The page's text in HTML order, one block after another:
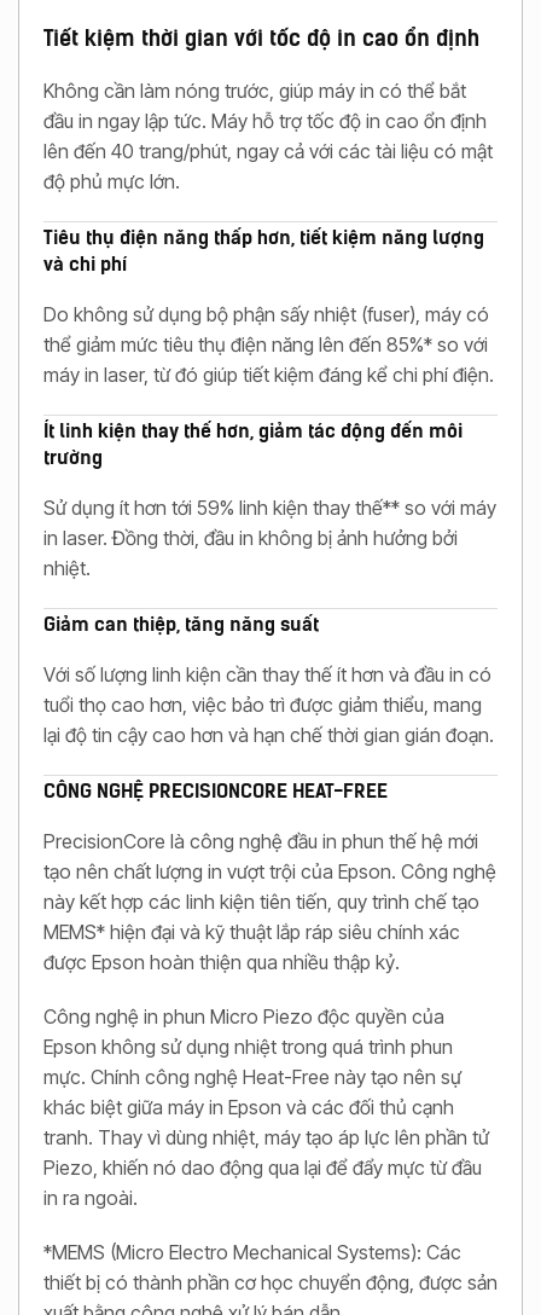
Tiết kiệm thời gian với tốc độ in cao ổn định
Không cần làm nóng trước, giúp máy in có thể bắt
đầu in ngay lập tức. Máy hỗ trợ tốc độ in cao ổn định
lên đến 40 trang/phút, ngay cả với các tài liệu có mật
độ phủ mực lớn.
Tiêu thụ điện năng thấp hơn, tiết kiệm năng lượng
và chi phí
Do không sử dụng bộ phận sấy nhiệt (fuser), máy có
thể giảm mức tiêu thụ điện năng lên đến 85%* so với
máy in laser, từ đó giúp tiết kiệm đáng kể chi phí điện.
Ít linh kiện thay thế hơn, giảm tác động đến môi
trường
Sử dụng ít hơn tới 59% linh kiện thay thế** so với máy
in laser. Đồng thời, đầu in không bị ảnh hưởng bởi
nhiệt.
Giảm can thiệp, tăng năng suất
Với số lượng linh kiện cần thay thế ít hơn và đầu in có
tuổi thọ cao hơn, việc bảo trì được giảm thiểu, mang
lại độ tin cậy cao hơn và hạn chế thời gian gián đoạn.
CÔNG NGHỆ PRECISIONCORE HEAT-FREE
PrecisionCore là công nghệ đầu in phun thế hệ mới
tạo nên chất lượng in vượt trội của Epson. Công nghệ
này kết hợp các linh kiện tiên tiến, quy trình chế tạo
MEMS* hiện đại và kỹ thuật lắp ráp siêu chính xác
được Epson hoàn thiện qua nhiều thập kỷ.
Công nghệ in phun Micro Piezo độc quyền của
Epson không sử dụng nhiệt trong quá trình phun
mực. Chính công nghệ Heat-Free này tạo nên sự
khác biệt giữa máy in Epson và các đối thủ cạnh
tranh. Thay vì dùng nhiệt, máy tạo áp lực lên phần tử
Piezo, khiến nó dao động qua lại để đẩy mực từ đầu
in ra ngoài.
*MEMS (Micro Electro Mechanical Systems): Các
thiết bị có thành phần cơ học chuyển động, được sản